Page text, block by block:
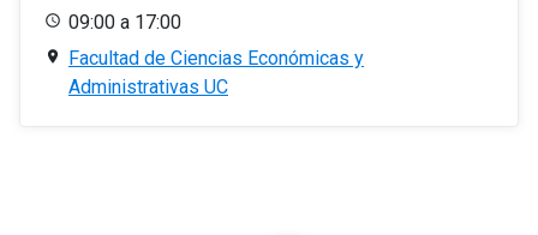
09:00 a 17:00
Facultad de Ciencias Económicas y
Administrativas UC